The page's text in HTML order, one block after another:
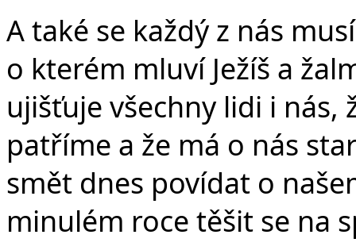
A také se každý z nás
o kterém mluví Ježíš a
ujišťuje všechny lidi i nás,
patříme a že má o nás
smět dnes povídat o
minulém roce těšit se na